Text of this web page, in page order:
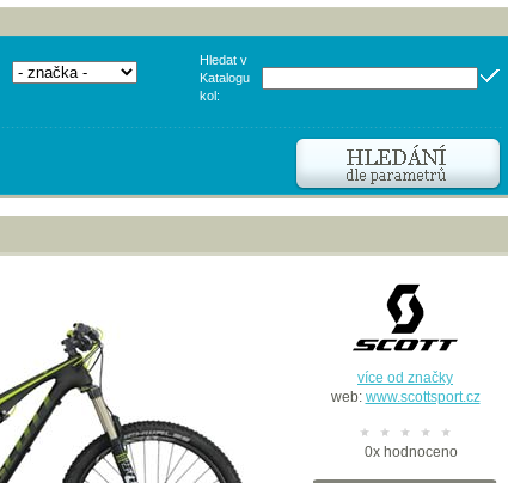
Hledat v
Katalogu
kol:
více od značky
web: www.scottsport.cz
0xhodnoceno